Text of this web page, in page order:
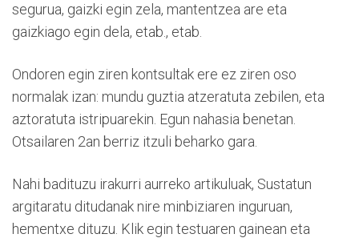
segurua, gaizki egin zela, mantentzea are eta
gaizkiago egin dela, etab., etab.
Ondoren egin ziren kontsultak ere ez ziren oso
normalak izan: mundu guztia atzeratuta zebilen, eta
aztoratuta istripuarekin. Egun nahasia benetan.
Otsailaren 2an berriz itzuli beharko gara.
Nahi badituzu irakurri aurreko artikuluak, Sustatun
argitaratu ditudanak nire minbiziaren inguruan,
hementxe dituzu. Klik egin testuaren gainean eta